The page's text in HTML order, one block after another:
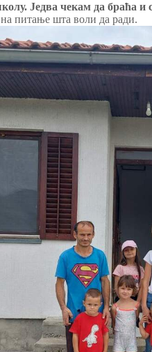
Једва чекам да браћа и
питање шта воли да ради.